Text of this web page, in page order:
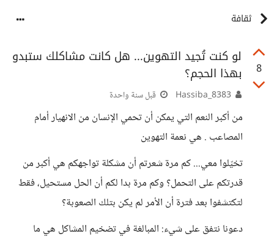
ثقافة
8
لو كنت تُجيد التهوين... هل كانت مشاكلك ستبدو
بهذا الحجم؟
قبل سنة واحدة
من أكبر النعم التي يمكن أن تحمي الإنسان من الانهيار أمام
المصاعب . هي نعمة التهوين
تخيّلوا معي... كم مرة شعرتم أن مشكلة تواجهكم هي أكبر من
قدرتكم على التحمل؟ وكم مرة بدا لكم أن الحل مستحيل، فقط
لتكتشفوا بعد فترة أن الأمر لم يكن بتلك الصعوبة؟
دعونا نتفق على شيء: المبالغة في تضخيم المشاكل هي ما